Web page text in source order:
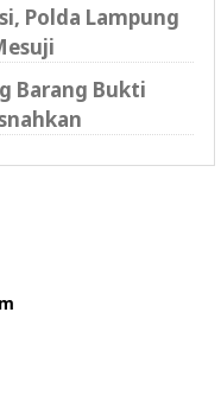
Polda Lampung
Barang Bukti